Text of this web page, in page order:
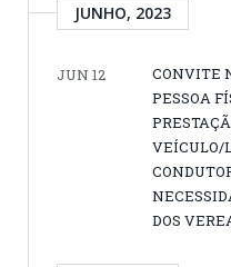
JUNHO, 2023
JUN 12
CONVITE
PESSOA
VEÍCULO/
DOS